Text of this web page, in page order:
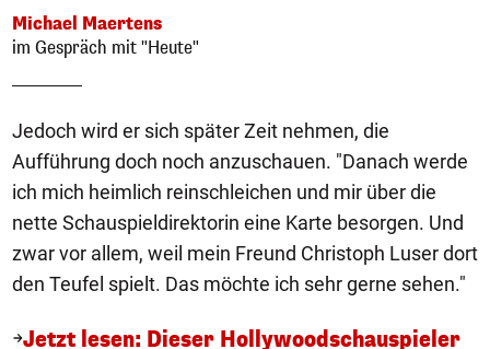
Michael Maertens
im Gespräch mit "Heute"
Jedoch wird er sich später Zeit nehmen, die
Aufführung doch noch anzuschauen. "Danach werde
ich mich heimlich reinschleichen und mir über die
nette Schauspieldirektorin eine Karte besorgen. Und
zwar vor allem, weil mein Freund Christoph Luser dort
den Teufel spielt. Das möchte ich sehr gerne sehen."
Jetzt lesen: Dieser Hollywoodschauspieler